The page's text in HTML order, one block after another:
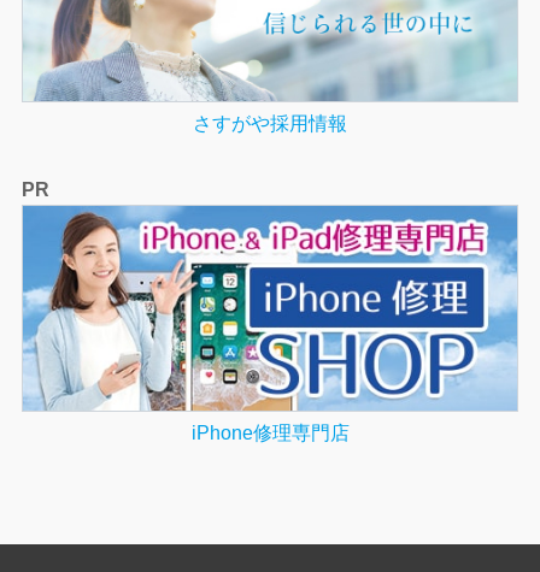
さすがや採用情報
PR
iPhone修理専門店